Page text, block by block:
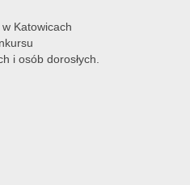
Katowicach
i osób dorosłych.